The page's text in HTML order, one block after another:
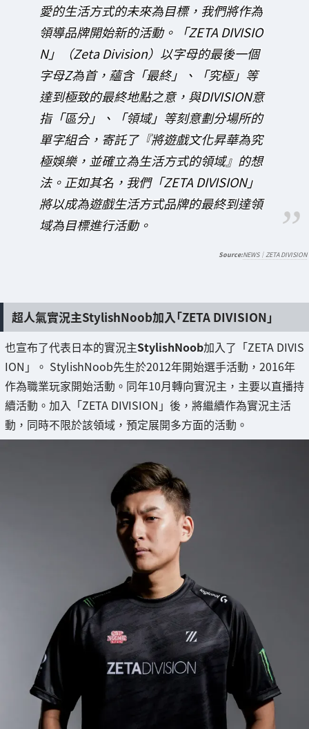
愛的生活方式的未來為目標，我們將作為
領導品牌開始新的活動。「ZETA DIVISIO
N」（Zeta Division）以字母的最後一個
字母Z為首，蘊含「最終」、「究極」等
達到極致的最終地點之意，與DIVISION意
指「區分」、「領域」等刻意劃分場所的
單字組合，寄託了『將遊戲文化昇華為究
極娛樂，並確立為生活方式的領域』的想
法。正如其名，我們「ZETA DIVISION」
將以成為遊戲生活方式品牌的最終到達領
域為目標進行活動。
NEWS｜ZETA DIVISION
超人氣實況主StylishNoob加入「ZETA DIVISION」
也宣布了代表日本的實況主StylishNoob加入了「ZETA DIVIS
ION」。 StylishNoob先生於2012年開始選手活動，2016年
作為職業玩家開始活動。同年10月轉向實況主，主要以直播持
續活動。加入「ZETA DIVISION」後，將繼續作為實況主活
動，同時不限於該領域，預定展開多方面的活動。